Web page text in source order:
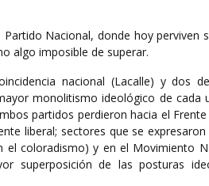
Nacional, donde hoy perviven
algo imposible de superar.
nacional (Lacalle) y dos
monolitismo ideológico de cada
partidos perdieron hacia el
liberal; sectores que se
coloradismo) y en el Movimiento
superposición de las posturas